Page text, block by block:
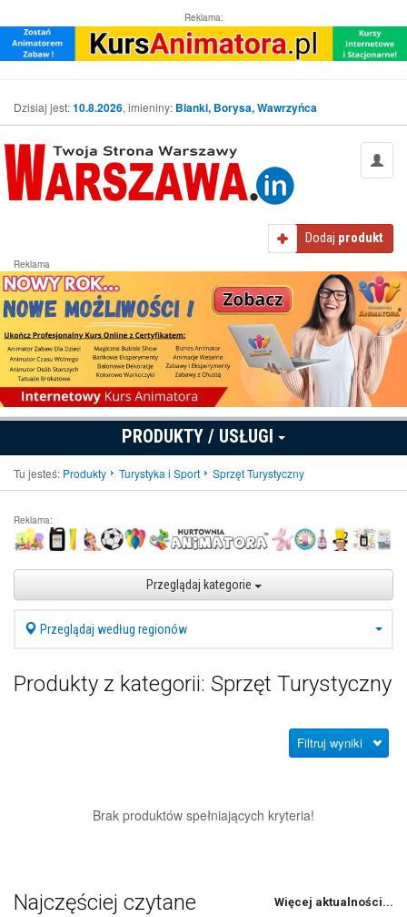
Reklama:
Dzisiaj jest:10.8.2026, imieniny: Bianki, Borysa, Wawrzyńca
Dodaj produkt
Reklama
PRODUKTY / USŁUGI
Tu jesteś: Produkty Turystyka i Sport Sprzęt Turystyczny
Reklama:
Przeglądaj kategorie
Przeglądaj według regionów
Produkty z kategorii: Sprzęt Turystyczny
Filtruj wyniki
Brak produktów spełniających kryteria!
Najczęściej czytane Więcej aktualności...